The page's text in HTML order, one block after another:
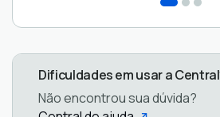
Dificuldades em usar a
Não encontrou sua dúvida?
Central de ajuda